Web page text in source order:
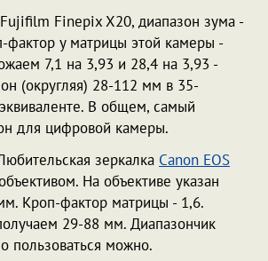
Finepix X20, диапазон зума -
фактор у матрицы этой камеры -
7,1 на 3,93 и 28,4 на 3,93 -
(округляя) 28-112 мм в 35-
В общем, самый
для цифровой камеры.
зеркалка Canon EOS
На объективе указан
Кроп-фактор матрицы - 1,6.
29-88 мм. Диапазончик
пользоваться можно.